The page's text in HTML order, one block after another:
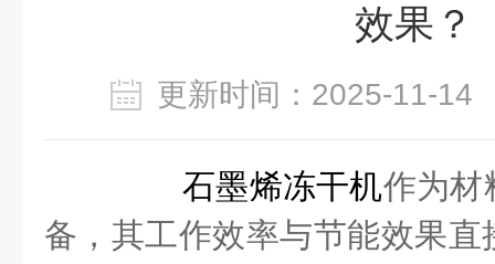
效果？
更新时间：2025-11-
石墨烯冻干机作为材
备，其工作效率与节能效果